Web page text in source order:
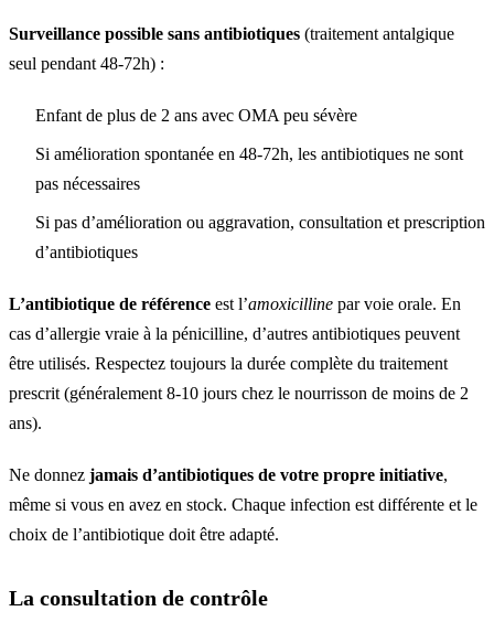
Surveillance possible sans antibiotiques (traitement antalgique
seul pendant 48-72h) :
Enfant de plus de 2 ans avec OMA peu sévère
Si amélioration spontanée en 48-72h, les antibiotiques ne sont
pas nécessaires
Si pas d’amélioration ou aggravation, consultation et prescription
d’antibiotiques
L’antibiotique de référence est l’amoxicilline par voie orale. En
cas d’allergie vraie à la pénicilline, d’autres antibiotiques peuvent
être utilisés. Respectez toujours la durée complète du traitement
prescrit (généralement 8-10 jours chez le nourrisson de moins de 2
ans).
Ne donnez jamais d’antibiotiques de votre propre initiative,
même si vous en avez en stock. Chaque infection est différente et le
choix de l’antibiotique doit être adapté.
La consultation de contrôle